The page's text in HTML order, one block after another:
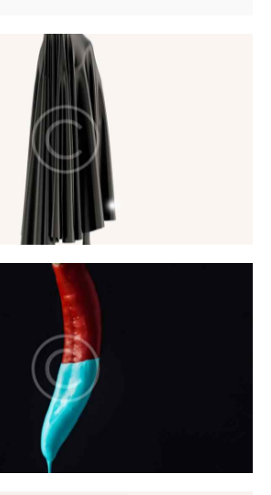
Hovers & Motions
Web Design
Color Scheme
Web Design